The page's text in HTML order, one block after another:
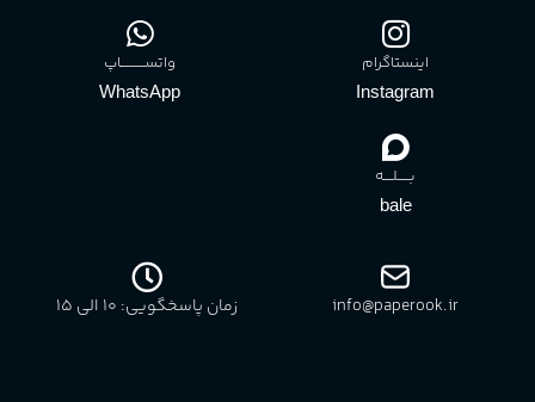
اینستاگرام
Instagram
واتســــــــــاپ
WhatsApp
بـــــلــــه
bale
info@paperook.ir زمان پاسخگویی: 10 الی ۱5